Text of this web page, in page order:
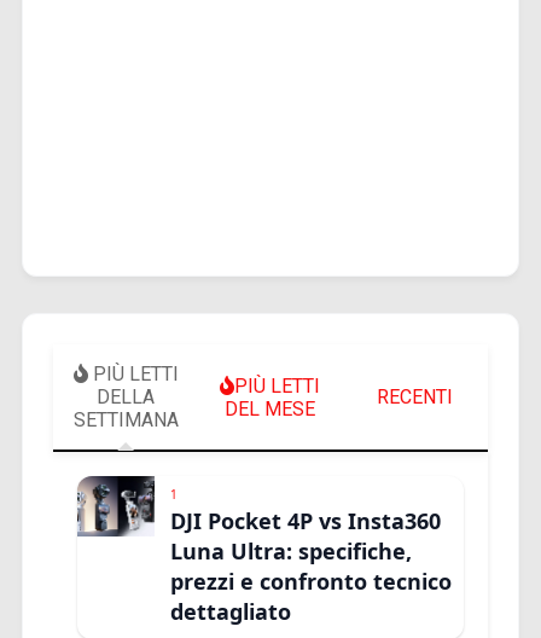
PIÙ LETTI
DELLA
SETTIMANA
PIÙ LETTI
DEL MESE
RECENTI
1
DJI Pocket 4P vs Insta360
Luna Ultra: specifiche,
prezzi e confronto tecnico
dettagliato